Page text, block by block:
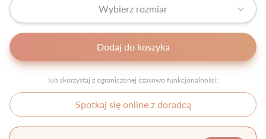
Wybierz rozmiar
Dodaj do koszyka
lub skorzystaj z ograniczonej czasowo funkcjonalności:
Spotkaj się online z doradcą